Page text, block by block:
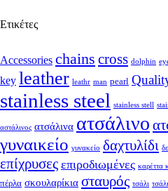
Ετικέτες
Accessories chains cross dolphin
key leather leathr man pearl
stainless steel stainless stell
αστάλινος ατσάλινα ατσάλινο
γυναικείο γυνακείο δαχτυλίδι
επίχρυσες επιροδιωμένες καρέττα
πέρλα σκουλαρίκια σταυρός τσάλι